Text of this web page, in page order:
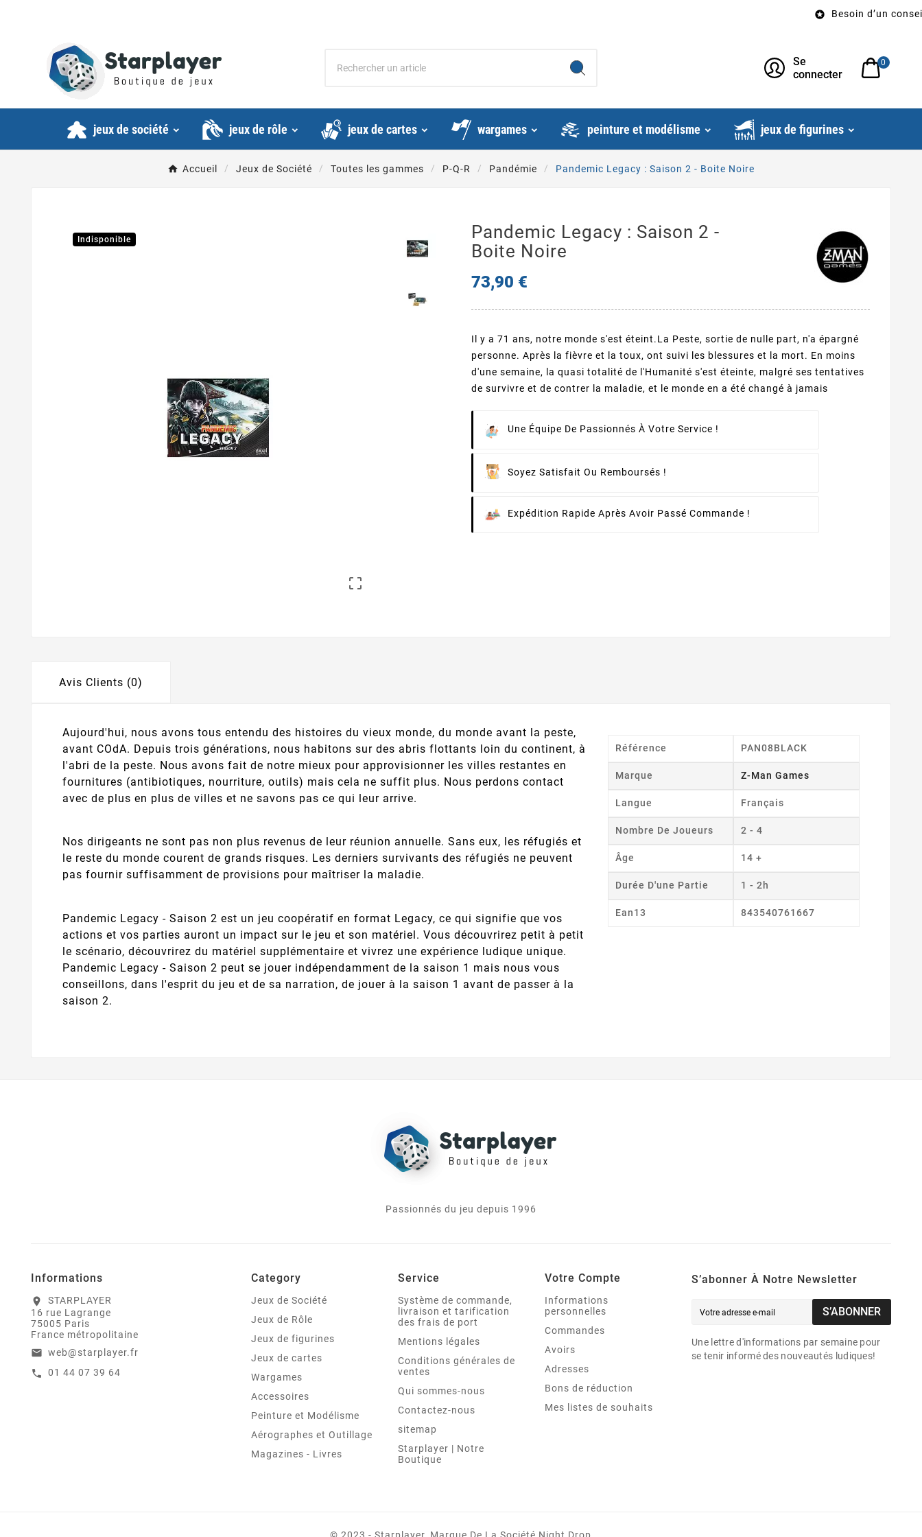
Besoin d’un conseil?
Se
connecter
0
jeux de société jeux de rôle jeux de cartes wargames peinture et modélisme jeux de figurines
Accueil Jeux de Société Toutes les gammes P-Q-R Pandémie Pandemic Legacy : Saison 2 - Boite Noire
Indisponible

Pandemic Legacy : Saison 2 -
Boite Noire
73,90 €
Il y a 71 ans, notre monde s'est éteint.La Peste, sortie de nulle part, n'a épargné
personne. Après la fièvre et la toux, ont suivi les blessures et la mort. En moins
d'une semaine, la quasi totalité de l'Humanité s'est éteinte, malgré ses tentatives
de survivre et de contrer la maladie, et le monde en a été changé à jamais
Une Équipe De Passionnés À Votre Service !
Soyez Satisfait Ou Remboursés !
Expédition Rapide Après Avoir Passé Commande !
Avis Clients (0)
Aujourd'hui, nous avons tous entendu des histoires du vieux monde, du monde avant la peste,
avant COdA. Depuis trois générations, nous habitons sur des abris flottants loin du continent, à
l'abri de la peste. Nous avons fait de notre mieux pour approvisionner les villes restantes en
fournitures (antibiotiques, nourriture, outils) mais cela ne suffit plus. Nous perdons contact
avec de plus en plus de villes et ne savons pas ce qui leur arrive.
Nos dirigeants ne sont pas non plus revenus de leur réunion annuelle. Sans eux, les réfugiés et
le reste du monde courent de grands risques. Les derniers survivants des réfugiés ne peuvent
pas fournir suffisamment de provisions pour maîtriser la maladie.
Pandemic Legacy - Saison 2 est un jeu coopératif en format Legacy, ce qui signifie que vos
actions et vos parties auront un impact sur le jeu et son matériel. Vous découvrirez petit à petit
le scénario, découvrirez du matériel supplémentaire et vivrez une expérience ludique unique.
Pandemic Legacy - Saison 2 peut se jouer indépendamment de la saison 1 mais nous vous
conseillons, dans l'esprit du jeu et de sa narration, de jouer à la saison 1 avant de passer à la
saison 2.
Référence PAN08BLACK
Marque Z-Man Games
Langue Français
Nombre De Joueurs 2 - 4
Âge 14 +
Durée D'une Partie 1 - 2h
Ean13 843540761667
Passionnés du jeu depuis 1996
Informations
location_on
STARPLAYER
16 rue Lagrange
75005 Paris
France métropolitaine
email web@starplayer.fr
call 01 44 07 39 64
Category
Jeux de Société
Jeux de Rôle
Jeux de figurines
Jeux de cartes
Wargames
Accessoires
Peinture et Modélisme
Aérographes et Outillage
Magazines - Livres
Service
Système de commande,
livraison et tarification
des frais de port
Mentions légales
Conditions générales de
ventes
Qui sommes-nous
Contactez-nous
sitemap
Starplayer | Notre
Boutique
Votre Compte
Informations
personnelles
Commandes
Avoirs
Adresses
Bons de réduction
Mes listes de souhaits
S’abonner À Notre Newsletter
S’ABONNER
Une lettre d'informations par semaine pour
se tenir informé des nouveautés ludiques!